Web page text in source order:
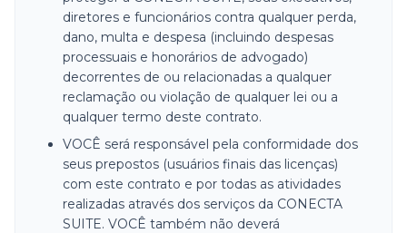
diretores e funcionários contra qualquer perda,
dano, multa e despesa (incluindo despesas
processuais e honorários de advogado)
decorrentes de ou relacionadas a qualquer
reclamação ou violação de qualquer lei ou a
qualquer termo deste contrato.
VOCÊ será responsável pela conformidade dos
seus prepostos (usuários finais das licenças)
com este contrato e por todas as atividades
realizadas através dos serviços da CONECTA
SUITE. VOCÊ também não deverá